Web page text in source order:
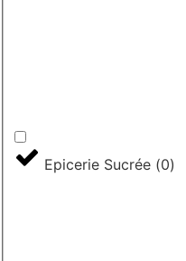
Epicerie Sucrée (0)